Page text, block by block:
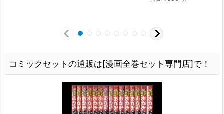
コミックセットの通販は[漫画全巻セット専門店]で！